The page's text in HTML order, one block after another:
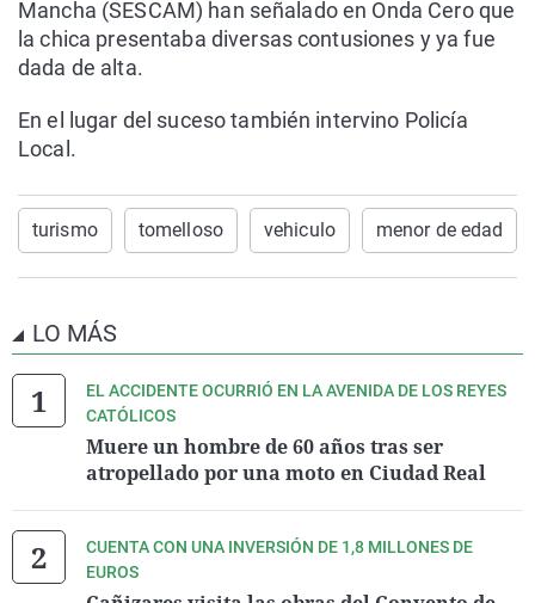
Mancha (SESCAM) han señalado en Onda Cero que
la chica presentaba diversas contusiones y ya fue
dada de alta.
En el lugar del suceso también intervino Policía
Local.
turismo tomelloso vehiculo menor de edad
LO MÁS
EL ACCIDENTE OCURRIÓ EN LA AVENIDA DE LOS REYES
CATÓLICOS
Muere un hombre de 60 años tras ser
atropellado por una moto en Ciudad Real
CUENTA CON UNA INVERSIÓN DE 1,8 MILLONES DE
EUROS